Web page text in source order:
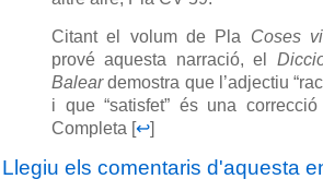
Citant el volum de Pla Coses
prové aquesta narració, el
Baleardemostra que l’adjectiu
i que “satisfet” és una
Completa [↩]
Llegiu els comentaris d'aquesta